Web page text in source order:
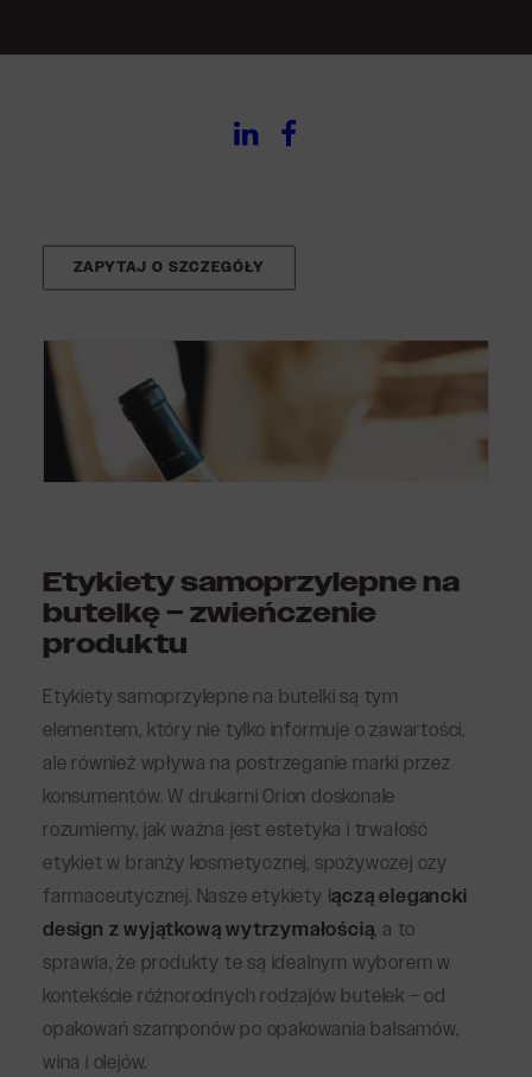
odzwierciedlają charakter i ducha marki.
ZAPYTAJ O SZCZEGÓŁY
Etykiety samoprzylepne na
butelkę – zwieńczenie
produktu
Etykiety samoprzylepne na butelki są tym
elementem, który nie tylko informuje o zawartości,
ale również wpływa na postrzeganie marki przez
konsumentów. W drukarni Orion doskonale
rozumiemy, jak ważna jest estetyka i trwałość
etykiet w branży kosmetycznej, spożywczej czy
farmaceutycznej. Nasze etykiety łączą elegancki
design z wyjątkową wytrzymałością, a to
sprawia, że produkty te są idealnym wyborem w
kontekście różnorodnych rodzajów butelek – od
opakowań szamponów po opakowania balsamów,
wina i olejów.